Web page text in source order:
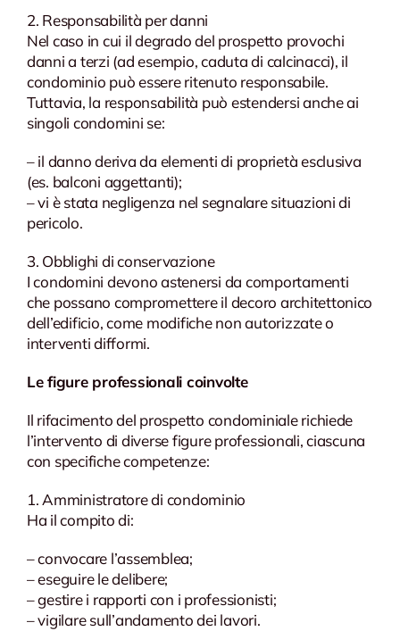
2. Responsabilità per danni
Nel caso in cui il degrado del prospetto provochi
danni a terzi (ad esempio, caduta di calcinacci), il
condominio può essere ritenuto responsabile.
Tuttavia, la responsabilità può estendersi anche ai
singoli condomini se:
– il danno deriva da elementi di proprietà esclusiva
(es. balconi aggettanti);
– vi è stata negligenza nel segnalare situazioni di
pericolo.
3. Obblighi di conservazione
I condomini devono astenersi da comportamenti
che possano compromettere il decoro architettonico
dell’edificio, come modifiche non autorizzate o
interventi difformi.
Le figure professionali coinvolte
Il rifacimento del prospetto condominiale richiede
l’intervento di diverse figure professionali, ciascuna
con specifiche competenze:
1. Amministratore di condominio
Ha il compito di:
– convocare l’assemblea;
– eseguire le delibere;
– gestire i rapporti con i professionisti;
– vigilare sull’andamento dei lavori.